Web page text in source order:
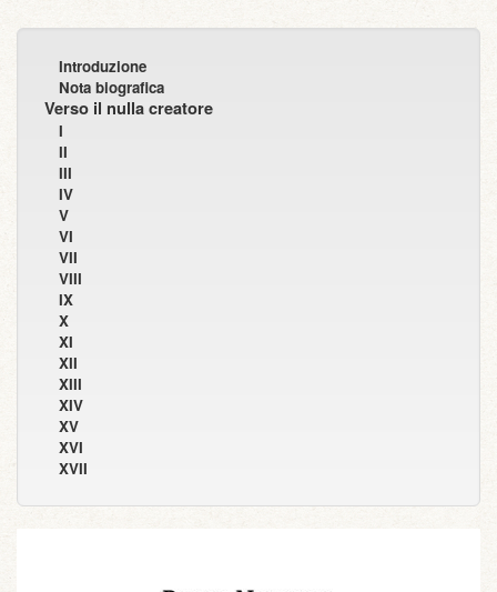
Introduzione
Nota biografica
Verso il nulla creatore
I
II
III
IV
V
VI
VII
VIII
IX
X
XI
XII
XIII
XIV
XV
XVI
XVII